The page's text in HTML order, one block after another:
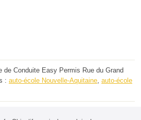
de Conduite Easy Permis Rue du Grand
: auto-école Nouvelle-Aquitaine, auto-école